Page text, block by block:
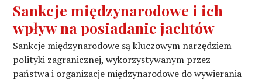
Sankcje międzynarodowe i ich
wpływ na posiadanie jachtów
Sankcje międzynarodowe są kluczowym narzędziem
polityki zagranicznej, wykorzystywanym przez
państwa i organizacje międzynarodowe do wywierania